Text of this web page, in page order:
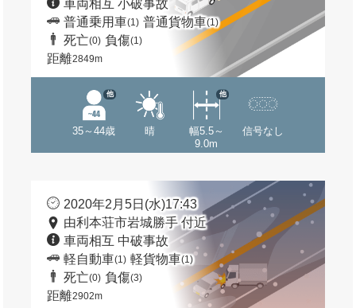
車両相互 小破事故
普通乗用車(1) 普通貨物車(1)
死亡(0) 負傷(1)
距離2849m
35～44歳
他
晴
幅5.5～
9.0m
他
信号なし
2020年2月5日(水)17:43
由利本荘市岩城勝手 付近
車両相互 中破事故
軽自動車(1) 軽貨物車(1)
死亡(0) 負傷(3)
距離2902m